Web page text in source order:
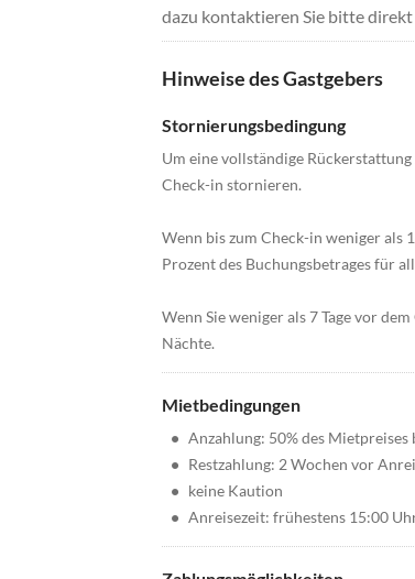
dazu kontaktieren Sie bitte direkt
Hinweise des Gastgebers
Stornierungsbedingung
Um eine vollständige Rückerstattung
Check-in stornieren.
Wenn bis zum Check-in weniger als
Prozent des Buchungsbetrages für
Wenn Sie weniger als 7 Tage vor
Nächte.
Mietbedingungen
• Anzahlung: 50% des Mietpreises
• Restzahlung: 2 Wochen vor
• keine Kaution
• Anreisezeit: frühestens 15:00